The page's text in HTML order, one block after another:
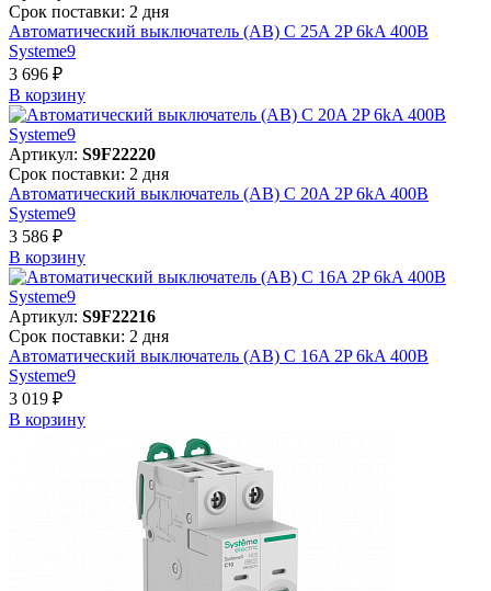
Срок поставки: 2 дня
Автоматический выключатель (АВ) C 25A 2P 6kA 400В
Systeme9
3 696 ₽
В корзинy
Артикул: S9F22220
Срок поставки: 2 дня
Автоматический выключатель (АВ) C 20A 2P 6kA 400В
Systeme9
3 586 ₽
В корзинy
Артикул: S9F22216
Срок поставки: 2 дня
Автоматический выключатель (АВ) C 16A 2P 6kA 400В
Systeme9
3 019 ₽
В корзинy